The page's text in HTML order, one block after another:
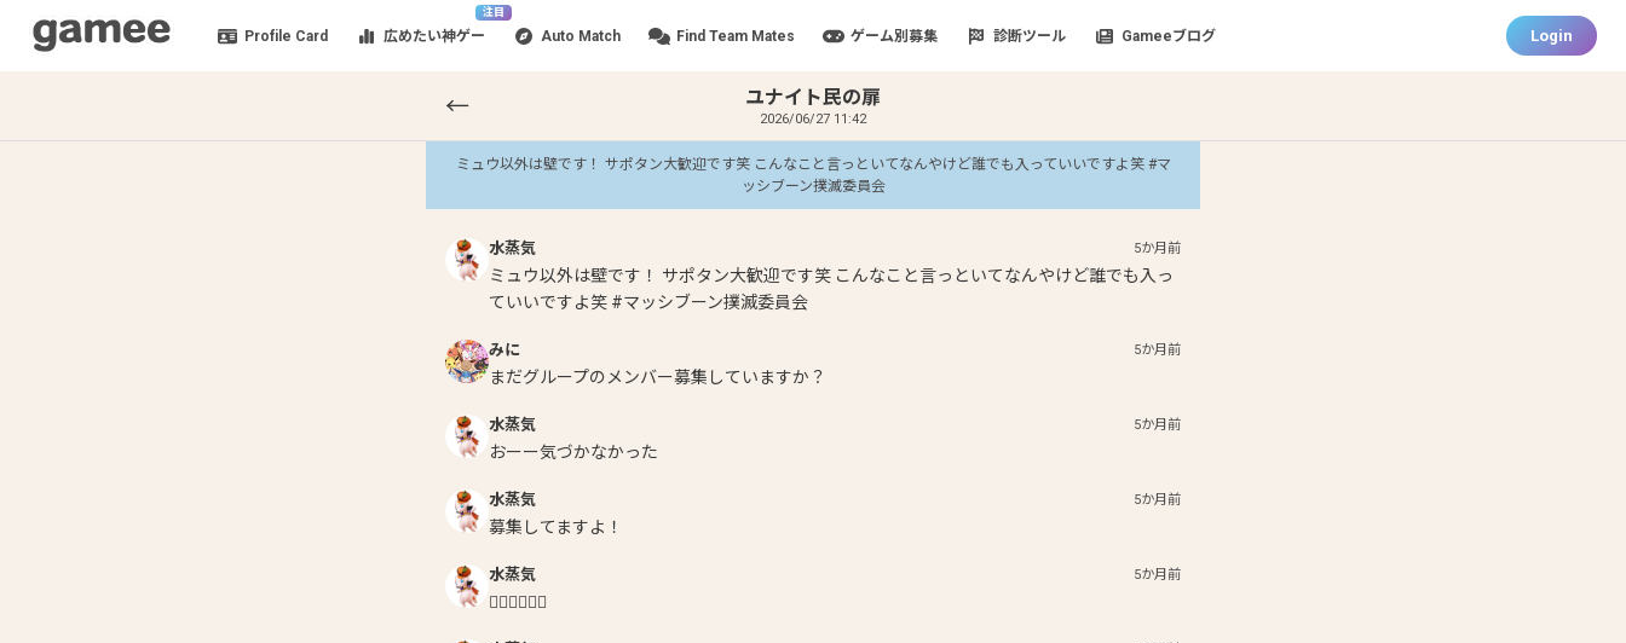
Profile Card
注目
広めたい神ゲー Auto Match Find Team Mates ゲーム別募集 診断ツール Gameeブログ Login
← ユナイト民の扉
2026/06/27 11:42
ミュウ以外は壁です！ サポタン大歓迎です笑 こんなこと言っといてなんやけど誰でも入っていいですよ笑 #マ
ッシブーン撲滅委員会
水蒸気 5か月前
ミュウ以外は壁です！ サポタン大歓迎です笑 こんなこと言っといてなんやけど誰でも入っ
ていいですよ笑 #マッシブーン撲滅委員会
みに 5か月前
まだグループのメンバー募集していますか？
水蒸気 5か月前
おーー気づかなかった
水蒸気 5か月前
募集してますよ！
水蒸気 5か月前
👍🏻👍🏻👍🏻